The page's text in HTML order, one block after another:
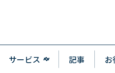
サービス keyboard_arrow_down
keyboard_arrow_up 記事